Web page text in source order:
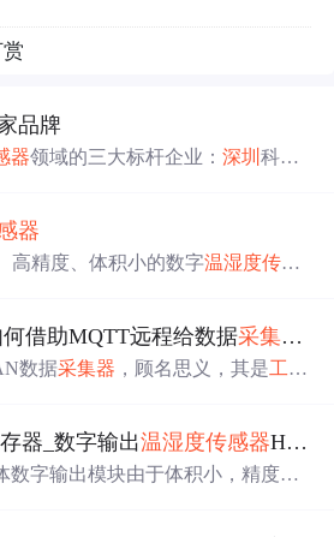
品牌
器领域的三大标杆企业：深圳科米
态构建。文章分析了行业技术集成
建议企业在选择传感器时重点考
器
高精度、体积小的数字温湿度传感
为温度0-50℃，湿度20%-80%，精
。DHT11是一种低成本、高精
借助MQTT远程给数据采集器
数据采集器 ，顾名思义，其是工业
可能不太方便于现场调试，因此，
要。另外，设置轮询指令的作用
器_数字输出温湿度传感器HTU21D和SHT21对比评测（图文）
数字输出模块由于体积小，精度高